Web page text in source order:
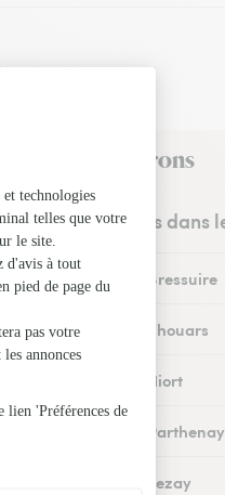
ses environs
Les fleuristes dans
Fleuristes à Bressuire
Fleuristes à Thouars
Fleuristes à Niort
Fleuristes à Parthenay
Fleuristes à Lezay